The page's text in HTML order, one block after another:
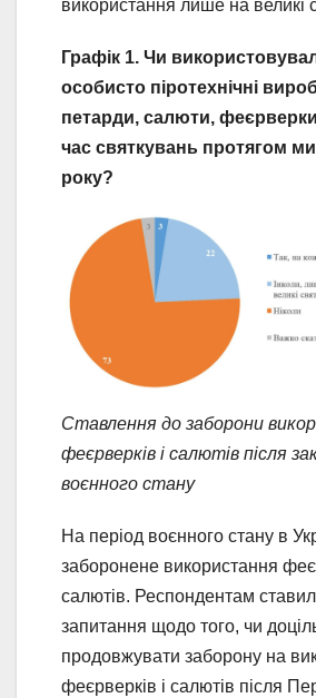
використання лише на великі
Графік 1. Чи
особисто піротехнічні
петарди, салюти,
час святкувань протягом
року?
Ставлення до заборони
феєрверків і салютів після
воєнного стану
На період воєнного стану в
заборонене використання
салютів. Респондентам
запитання щодо того, чи
продовжувати заборону на
феєрверків і салютів після